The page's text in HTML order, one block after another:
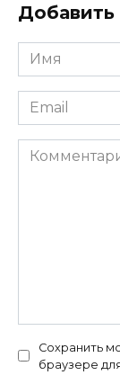
Имя
*
Email
*
Сохранить
браузере